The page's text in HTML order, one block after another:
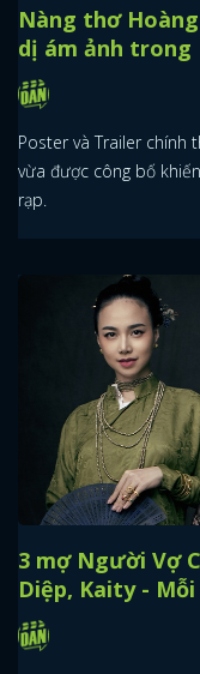
Nàng thơ
dị ám ảnh trong
Poster và Trailer chính
vừa được công bố
rạp.
3 mợ Người Vợ
Diệp, Kaity -